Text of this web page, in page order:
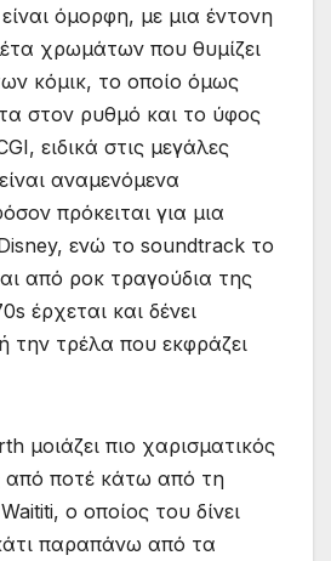
όμορφη, με μια έντονη
χρωμάτων που θυμίζει
κόμικ, το οποίο όμως
στον ρυθμό και το ύφος
ειδικά στις μεγάλες
αναμενόμενα
πρόκειται για μια
ενώ το soundtrack το
από ροκ τραγούδια της
έρχεται και δένει
την τρέλα που εκφράζει
μοιάζει πιο χαρισματικός
από ποτέ κάτω από τη
ο οποίος του δίνει
παραπάνω από τα